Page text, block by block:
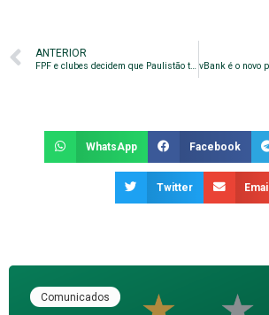
ANTERIOR
FPF e clubes decidem que Paulistão termina no campo
WhatsApp Facebook
Twitter Email
Comunicados